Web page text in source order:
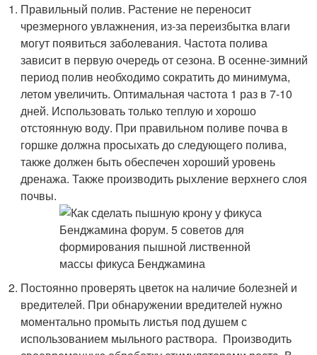
Правильный полив. Растение не переносит
чрезмерного увлажнения, из-за переизбытка влаги
могут появиться заболевания. Частота полива
зависит в первую очередь от сезона. В осенне-зимний
период полив необходимо сократить до минимума,
летом увеличить. Оптимальная частота 1 раз в 7-10
дней. Использовать только теплую и хорошо
отстоянную воду. При правильном поливе почва в
горшке должна просыхать до следующего полива,
также должен быть обеспечен хороший уровень
дренажа. Также производить рыхление верхнего слоя
почвы.
Постоянно проверять цветок на наличие болезней и
вредителей. При обнаружении вредителей нужно
моментально промыть листья под душем с
использованием мыльного раствора. Производить